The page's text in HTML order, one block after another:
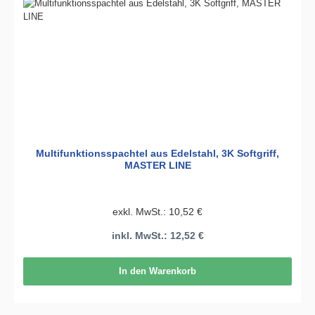
Multifunktionsspachtel aus Edelstahl, 3K Softgriff,
MASTER LINE
exkl. MwSt.: 10,52 €
inkl. MwSt.: 12,52 €
In den Warenkorb